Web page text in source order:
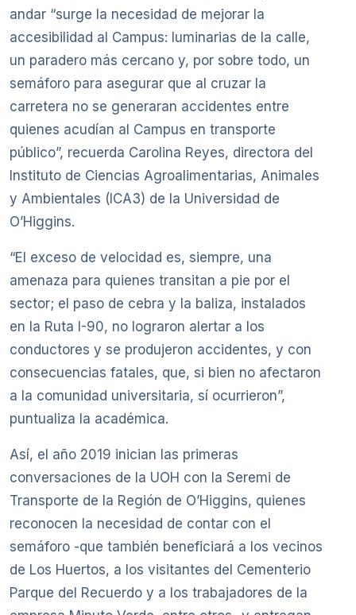
andar “surge la necesidad de mejorar la
accesibilidad al Campus: luminarias de la calle,
un paradero más cercano y, por sobre todo, un
semáforo para asegurar que al cruzar la
carretera no se generaran accidentes entre
quienes acudían al Campus en transporte
público”, recuerda Carolina Reyes, directora del
Instituto de Ciencias Agroalimentarias, Animales
y Ambientales (ICA3) de la Universidad de
O’Higgins.
“El exceso de velocidad es, siempre, una
amenaza para quienes transitan a pie por el
sector; el paso de cebra y la baliza, instalados
en la Ruta I-90, no lograron alertar a los
conductores y se produjeron accidentes, y con
consecuencias fatales, que, si bien no afectaron
a la comunidad universitaria, sí ocurrieron”,
puntualiza la académica.
Así, el año 2019 inician las primeras
conversaciones de la UOH con la Seremi de
Transporte de la Región de O’Higgins, quienes
reconocen la necesidad de contar con el
semáforo -que también beneficiará a los vecinos
de Los Huertos, a los visitantes del Cementerio
Parque del Recuerdo y a los trabajadores de la